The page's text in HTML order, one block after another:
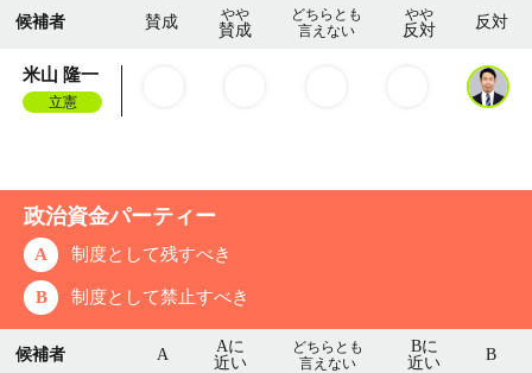
候補者 賛成 やや
賛成
どちらとも
言えない
やや
反対 反対
米山 隆一
立憲
政治資金パーティー
A 制度として残すべき
B 制度として禁止すべき
候補者 A
Aに
近い
どちらとも
言えない
Bに
近い
B